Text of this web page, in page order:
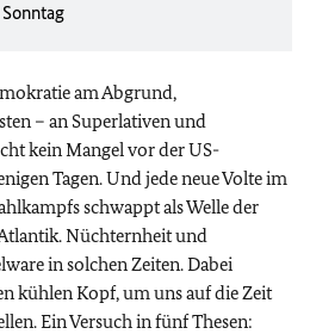
am Abgrund,
– an Superlativen und
kein Mangel vor der US-
Tagen. Und jede neue Volte im
schwappt als Welle der
Nüchternheit und
in solchen Zeiten. Dabei
kühlen Kopf, um uns auf die Zeit
Ein Versuch in fünf Thesen: